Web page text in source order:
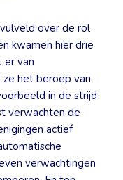
over de rol
kwamen hier drie
er van
het beroep van
in de strijd
verwachten de
actief
verwachtingen